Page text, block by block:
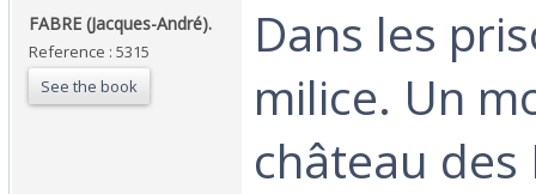
‎FABRE (Jacques-André).‎
Reference : 5315
See the book
‎Dans les
milice. Un
château des